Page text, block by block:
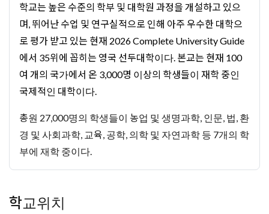
학교는 높은 수준의 학부 및 대학원 과정을 개설하고 있으
며, 뛰어난 수업 및 연구실적으로 인해 아주 우수한 대학으
로 평가 받고 있는 현재 2026 Complete University Guide
에서 35위에 꼽히는 영국 선두대학이다. 본교는 현재 100
여 개의 국가에서 온 3,000명 이상의 학생들이 재학 중인
국제적인 대학이다.
총원 27,000명의 학생들이 농업 및 생명과학, 인문, 법, 환
경 및 사회과학, 교육, 공학, 의학 및 자연과학 등 7개의 학
부에 재학 중이다.
학교위치